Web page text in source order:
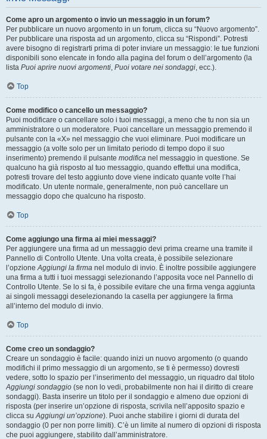
Come apro un argomento o invio un messaggio in un forum?
Per pubblicare un nuovo argomento in un forum, clicca su “Nuovo argomento”.
Per pubblicare una risposta ad un argomento, clicca su “Rispondi”. Potresti
avere bisogno di registrarti prima di poter inviare un messaggio: le tue funzioni
disponibili sono elencate in fondo alla pagina del forum o dell’argomento (la
lista Puoi aprire nuovi argomenti, Puoi votare nei sondaggi, ecc.).
Top
Come modifico o cancello un messaggio?
Puoi modificare o cancellare solo i tuoi messaggi, a meno che tu non sia un
amministratore o un moderatore. Puoi cancellare un messaggio premendo il
pulsante con la «X» nel messaggio che vuoi eliminare. Puoi modificare un
messaggio (a volte solo per un limitato periodo di tempo dopo il suo
inserimento) premendo il pulsante modifica nel messaggio in questione. Se
qualcuno ha già risposto al tuo messaggio, quando effettui una modifica,
potresti trovare del testo aggiunto dove viene indicato quante volte l’hai
modificato. Un utente normale, generalmente, non può cancellare un
messaggio dopo che qualcuno ha risposto.
Top
Come aggiungo una firma ai miei messaggi?
Per aggiungere una firma ad un messaggio devi prima crearne una tramite il
Pannello di Controllo Utente. Una volta creata, è possibile selezionare
l’opzioneAggiungi la firma nel modulo di invio. È inoltre possibile aggiungere
una firma a tutti i tuoi messaggi selezionando l’apposita voce nel Pannello di
Controllo Utente. Se lo si fa, è possibile evitare che una firma venga aggiunta
ai singoli messaggi deselezionando la casella per aggiungere la firma
all’interno del modulo di invio.
Top
Come creo un sondaggio?
Creare un sondaggio è facile: quando inizi un nuovo argomento (o quando
modifichi il primo messaggio di un argomento, se ti è permesso) dovresti
vedere, sotto lo spazio per l’inserimento del messaggio, un riquadro dal titolo
Aggiungi sondaggio (se non lo vedi, probabilmente non hai il diritto di creare
sondaggi). Basta inserire un titolo per il sondaggio e almeno due opzioni di
risposta (per inserire un’opzione di risposta, scrivila nell’apposito spazio e
clicca suAggiungi un’opzione). Puoi anche stabilire i giorni di durata del
sondaggio (0 per non porre limiti). C’è un limite al numero di opzioni di risposta
che puoi aggiungere, stabilito dall’amministratore.